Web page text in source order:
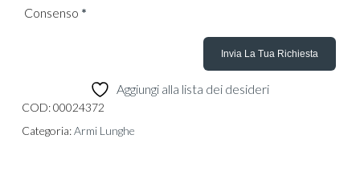
Consenso *
Aggiungi alla lista dei desideri
COD:00024372
Categoria:Armi Lunghe